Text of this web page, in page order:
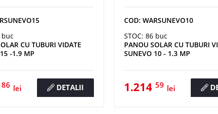
buc
CU TUBURI VIDATE
-1.9 MP
86 lei DETALII
COD: WARSUNEVO10
STOC: 86 buc
PANOU SOLAR CU TUBURI
SUNEVO 10 - 1.3 MP
1.214 59 lei